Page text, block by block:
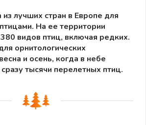
лучших стран в Европе для
На ее территории
видов птиц, включая редких.
орнитологических
и осень, когда в небе
тысячи перелетных птиц.